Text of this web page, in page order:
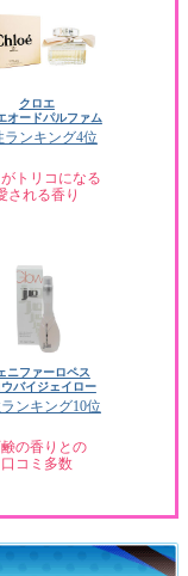
クロエ
オードパルファム
ランキング4位
トリコになる
される香り
ニファーロペス
ウバイジェイロー
ンキング10位
の香りとの
口コミ多数